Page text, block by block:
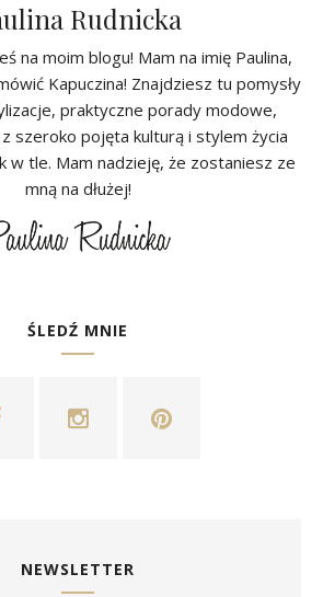
Rudnicka
na moim blogu! Mam na imię Paulina,
Kapuczina! Znajdziesz tu pomysły
praktyczne porady modowe,
szeroko pojęta kulturą i stylem życia
w tle. Mam nadzieję, że zostaniesz ze
mną na dłużej!
ŚLEDŹ MNIE
NEWSLETTER